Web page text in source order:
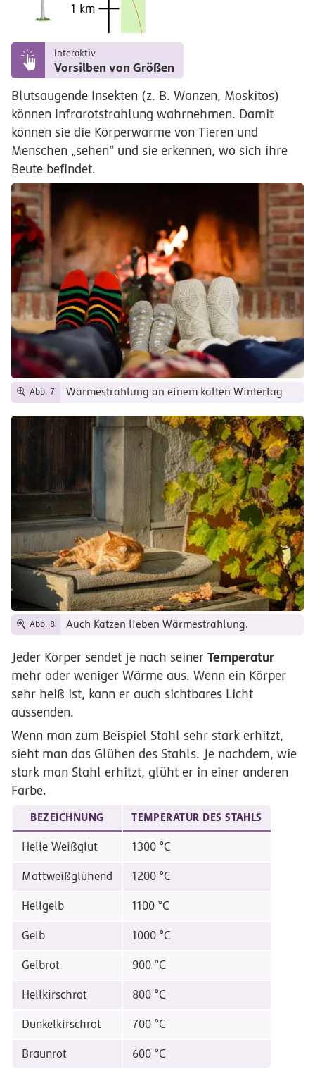
1 km
Interaktiv
Vorsilben von Größen
Blutsaugende Insekten (z. B. Wanzen, Moskitos)
können Infrarotstrahlung wahrnehmen. Damit
können sie die Körperwärme von Tieren und
Menschen „sehen“ und sie erkennen, wo sich ihre
Beute befindet.
Abb. 7 Wärmestrahlung an einem kalten Wintertag
Abb. 8 Auch Katzen lieben Wärmestrahlung.
Jeder Körper sendet je nach seiner Temperatur
mehr oder weniger Wärme aus. Wenn ein Körper
sehr heiß ist, kann er auch sichtbares Licht
aussenden.
Wenn man zum Beispiel Stahl sehr stark erhitzt,
sieht man das Glühen des Stahls. Je nachdem, wie
stark man Stahl erhitzt, glüht er in einer anderen
Farbe.
BEZEICHNUNG TEMPERATUR DES STAHLS
Helle Weißglut 1300 °C
Mattweißglühend 1200 °C
Hellgelb 1100 °C
Gelb 1000 °C
Gelbrot 900 °C
Hellkirschrot 800 °C
Dunkelkirschrot 700 °C
Braunrot 600 °C